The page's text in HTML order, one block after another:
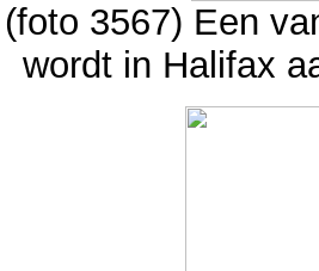
(foto 3567) Een
wordt in Halifax